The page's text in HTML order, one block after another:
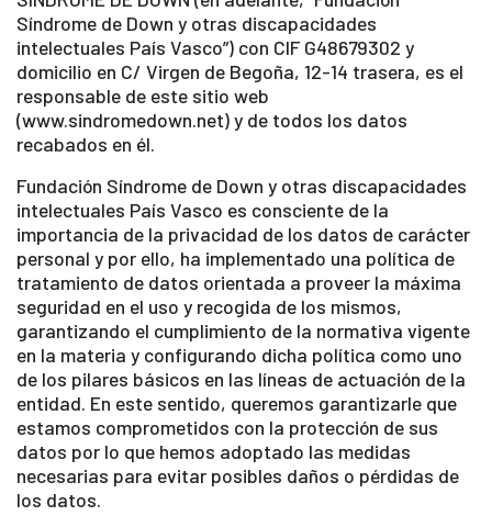
Síndrome de Down y otras discapacidades
intelectuales País Vasco”) con CIF G48679302 y
domicilio en C/ Virgen de Begoña, 12-14 trasera, es el
responsable de este sitio web
(www.sindromedown.net) y de todos los datos
recabados en él.
Fundación Síndrome de Down y otras discapacidades
intelectuales País Vasco es consciente de la
importancia de la privacidad de los datos de carácter
personal y por ello, ha implementado una política de
tratamiento de datos orientada a proveer la máxima
seguridad en el uso y recogida de los mismos,
garantizando el cumplimiento de la normativa vigente
en la materia y configurando dicha política como uno
de los pilares básicos en las líneas de actuación de la
entidad. En este sentido, queremos garantizarle que
estamos comprometidos con la protección de sus
datos por lo que hemos adoptado las medidas
necesarias para evitar posibles daños o pérdidas de
los datos.